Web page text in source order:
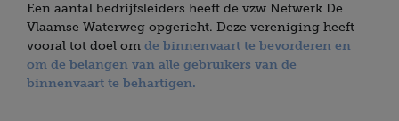
Een aantal bedrijfsleiders heeft de vzw Netwerk De
Vlaamse Waterweg opgericht. Deze vereniging heeft
vooral tot doel om de binnenvaart te bevorderen en
om de belangen van alle gebruikers van de
binnenvaart te behartigen.